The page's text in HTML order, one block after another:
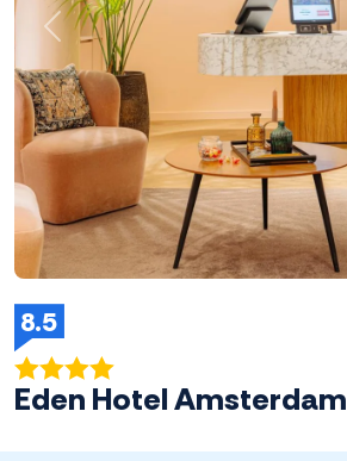
8.5
Eden Hotel Amsterdam